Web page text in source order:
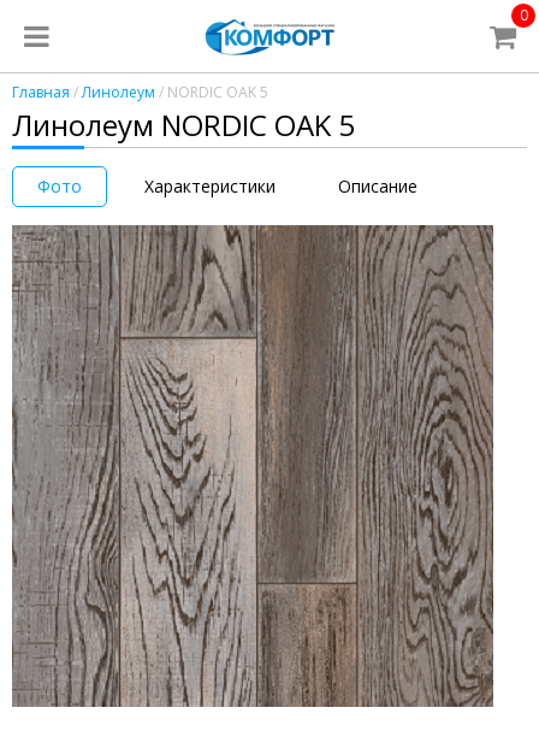
0
Главная /Линолеум / NORDIC OAK 5
Линолеум NORDIC OAK 5
Фото Характеристики Описание